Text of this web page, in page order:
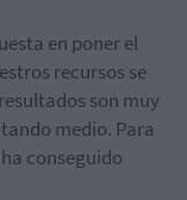
en poner el
recursos se
son muy
medio. Para
conseguido